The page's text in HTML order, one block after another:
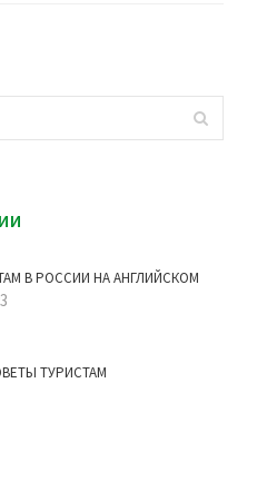
В РОССИИ НА АНГЛИЙСКОМ
ТУРИСТАМ